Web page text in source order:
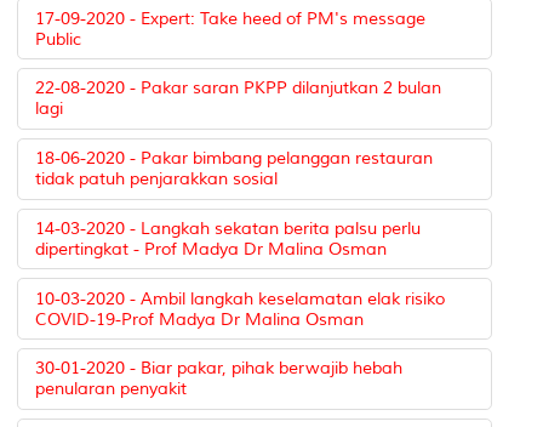
17-09-2020 - Expert: Take heed of PM's message
Public
22-08-2020 - Pakar saran PKPP dilanjutkan 2 bulan
lagi
18-06-2020 - Pakar bimbang pelanggan restauran
tidak patuh penjarakkan sosial
14-03-2020 - Langkah sekatan berita palsu perlu
dipertingkat - Prof Madya Dr Malina Osman
10-03-2020 - Ambil langkah keselamatan elak risiko
COVID-19-Prof Madya Dr Malina Osman
30-01-2020 - Biar pakar, pihak berwajib hebah
penularan penyakit